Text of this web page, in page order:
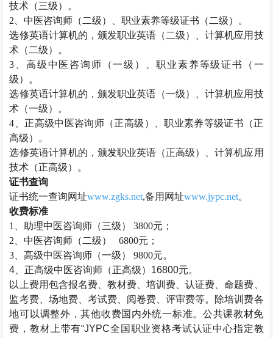
技术（三级）。
2、中医咨询师（二级）、职业素养等级证书（二级）。
选修英语计算机的，颁发职业英语（二级）、计算机应用技
术（二级）。
3、高级中医咨询师（一级）、职业素养等级证书（一
级）。
选修英语计算机的，颁发职业英语（一级）、计算机应用技
术（一级）。
4、正高级中医咨询师（正高级）、职业素养等级证书（正
高级）。
选修英语计算机的，颁发职业英语（正高级）、计算机应用
技术（正高级）。
证书查询
证书统一查询网址www.zgks.net,备用网址www.jypc.net。
收费标准
1、助理中医咨询师 （三级）
3800元；
2、中医咨询师 （二级）
6800元；
3、高级中医咨询师 （一级）
9800元。
4、正高级中医咨询师 （正高级）16800元。
以上费用包含报名费、教材费、培训费、认证费、命题费、
监考费、场地费、考试费、阅卷费、评审费等。除培训费各
地可以调整外，其他收费国内外统一标准。公共课教材免
费，教材上带有“JYPC全国职业资格考试认证中心指定教